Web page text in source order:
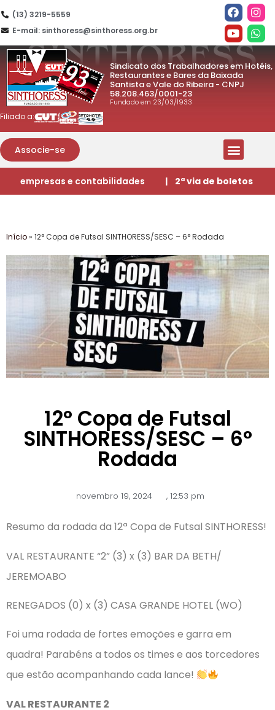
(13) 3219-5559
E-mail: sinthoress@sinthoress.org.br
Sindicato dos Trabalhadores em Hotéis,
Restaurantes e Bares da Baixada
Santista e Vale do Ribeira - CNPJ
58.208.463/0001-23
Fundado em 23/03/1933
Filiado a:
Associe-se
empresas e contabilidades | 2ª via de boletos
Início» 12° Copa de Futsal SINTHORESS/SESC – 6° Rodada
12° Copa de Futsal
SINTHORESS/SESC – 6°
Rodada
novembro 19, 2024 ,12:53 pm
Resumo da rodada da 12ª Copa de Futsal SINTHORESS!
VAL RESTAURANTE “2” (3) x (3) BAR DA BETH/
JEREMOABO
RENEGADOS (0) x (3) CASA GRANDE HOTEL (WO)
Foi uma rodada de fortes emoções e garra em
quadra! Parabéns a todos os times e aos torcedores
que estão acompanhando cada lance!
VAL RESTAURANTE 2